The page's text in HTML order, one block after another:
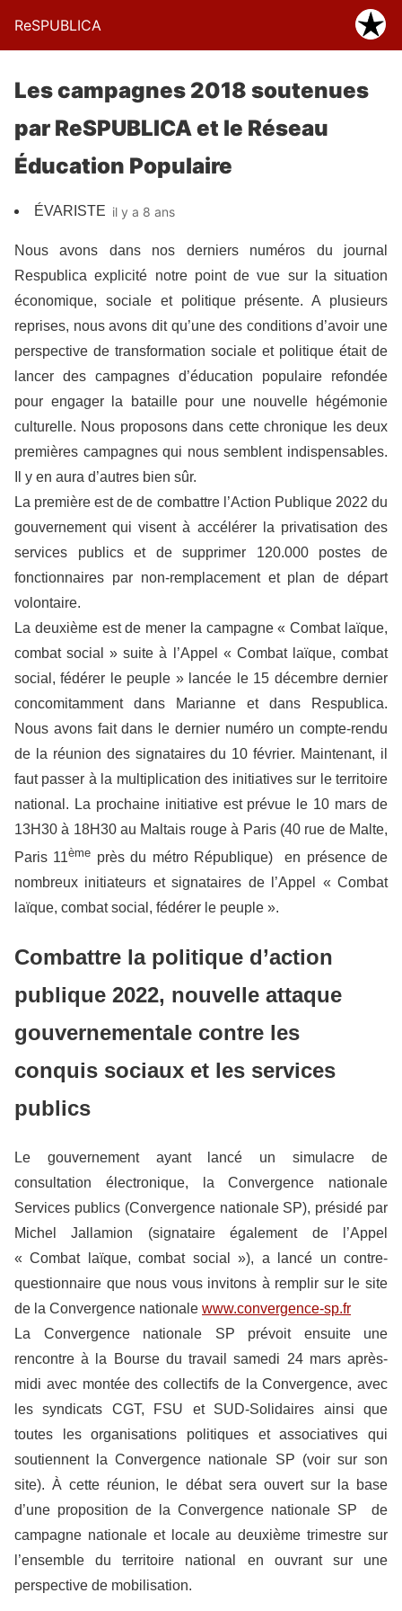
ReSPUBLICA
Les campagnes 2018 soutenues
par ReSPUBLICA et le Réseau
Éducation Populaire
ÉVARISTE il y a 8 ans
Nous avons dans nos derniers numéros du journal
Respublica explicité notre point de vue sur la situation
économique, sociale et politique présente. A plusieurs
reprises, nous avons dit qu’une des conditions d’avoir une
perspective de transformation sociale et politique était de
lancer des campagnes d’éducation populaire refondée
pour engager la bataille pour une nouvelle hégémonie
culturelle. Nous proposons dans cette chronique les deux
premières campagnes qui nous semblent indispensables.
Il y en aura d’autres bien sûr.
La première est de de combattre l’Action​ Publique 2022 du
gouvernement qui visent à accélérer la privatisation des
services publics et de supprimer 120.000 postes de
fonctionnaires par non-remplacement et plan de départ
volontaire.
La deuxième est de mener la campagne « Combat laïque,
combat social » suite à l’Appel « Combat laïque, combat
social, fédérer le peuple » lancée le 15 décembre dernier
concomitamment dans Marianne et dans Respublica.
Nous avons fait dans le dernier numéro un compte-rendu
de la réunion des signataires du 10 février. Maintenant, il
faut passer à la multiplication des initiatives sur le territoire
national. La prochaine initiative est prévue le 10 mars de
13H30 à 18H30 au Maltais rouge à Paris (40 rue de Malte,
Paris 11ème près du métro République) en présence de
nombreux initiateurs et signataires de l’Appel « Combat
laïque, combat social, fédérer le peuple ».
Combattre la politique d’action
publique 2022, nouvelle attaque
gouvernementale contre les
conquis sociaux et les services
publics
Le gouvernement ayant lancé un simulacre de
consultation électronique, la Convergence nationale
Services publics (Convergence nationale SP), présidé par
Michel Jallamion (signataire également de l’Appel
« Combat laïque, combat social »), a lancé un contre-
questionnaire que nous vous invitons à remplir sur le site
de la Convergence nationale www.convergence-sp.fr
La Convergence nationale SP prévoit ensuite une
rencontre à la Bourse du travail samedi 24 mars après-
midi avec montée des collectifs de la Convergence, avec
les syndicats CGT, FSU et SUD-Solidaires ainsi que
toutes les organisations politiques et associatives qui
soutiennent la Convergence nationale SP (voir sur son
site). À cette réunion, le débat sera ouvert sur la base
d’une proposition de la Convergence nationale SP de
campagne nationale et locale au deuxième trimestre sur
l’ensemble du territoire national en ouvrant sur une
perspective de mobilisation.